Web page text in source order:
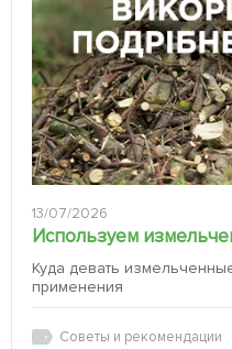
13/07/2026
Используем
Куда девать
применения
Советы и рекомендации